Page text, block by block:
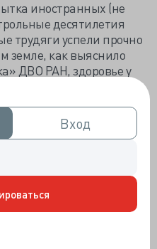
Вход
Вход
иностранных (не
десятилетия
трудяги успели прочно
земле, как выяснило
ДВО РАН, здоровье у
не очень.
полностью
к нашим
в нашу область вот в
конечно, подвергаются
Ну, это всё
невыгодно для